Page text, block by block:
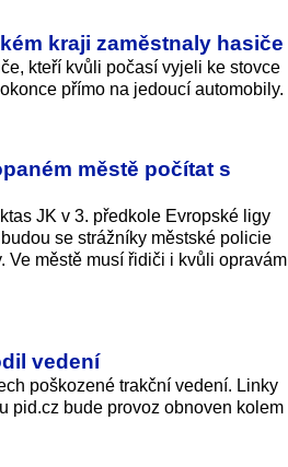
kraji zaměstnaly hasiče
kteří kvůli počasí vyjeli ke stovce
přímo na jedoucí automobily.
městě počítat s
JK v 3. předkole Evropské ligy
se strážníky městské policie
městě musí řidiči i kvůli opravám
vedení
poškozené trakční vedení. Linky
pid.cz bude provoz obnoven kolem